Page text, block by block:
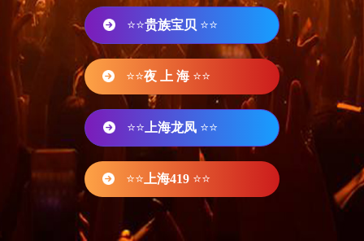
⭐⭐贵族宝贝 ⭐⭐
⭐⭐夜 上 海 ⭐⭐
⭐⭐ 上海龙凤 ⭐⭐
⭐⭐ 上海419 ⭐⭐